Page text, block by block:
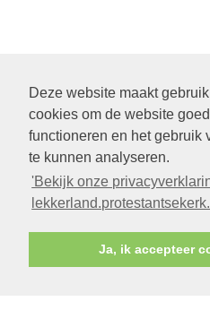
Deze website maakt
cookies om de website
functioneren en het gebruik
te kunnen analyseren.
'Bekijk onze
Ja, ik accepteer